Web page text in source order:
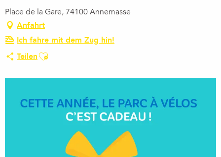
Place de la Gare, 74100 Annemasse
Anfahrt
Ich fahre mit dem Zug hin!
TeilenAjouter aux favoris